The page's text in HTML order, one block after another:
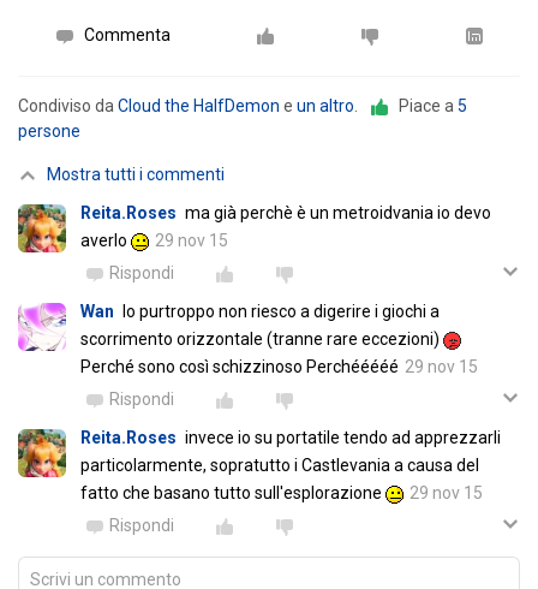
Commenta
Condiviso daCloud the HalfDemon e un altro. Piace a5
persone
Mostra tutti i commenti
Reita.Roses ma già perchè è un metroidvania io devo
averlo
29 nov 15
Rispondi
Wan
Io purtroppo non riesco a digerire i giochi a
scorrimento orizzontale (tranne rare eccezioni)
Perché sono così schizzinoso Perchééééé 29 nov 15
Rispondi
Reita.Roses invece io su portatile tendo ad apprezzarli
particolarmente, sopratutto i Castlevania a causa del
fatto che basano tutto sull'esplorazione
29 nov 15
Rispondi
Scrivi un commento